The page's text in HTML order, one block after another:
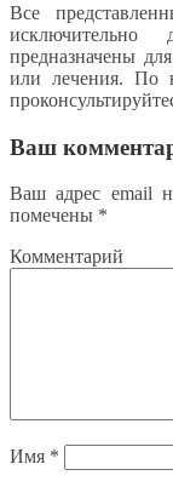
Все
предназначены
или лечения. По
Ваш
Ваш адрес email
помечены *
Имя *